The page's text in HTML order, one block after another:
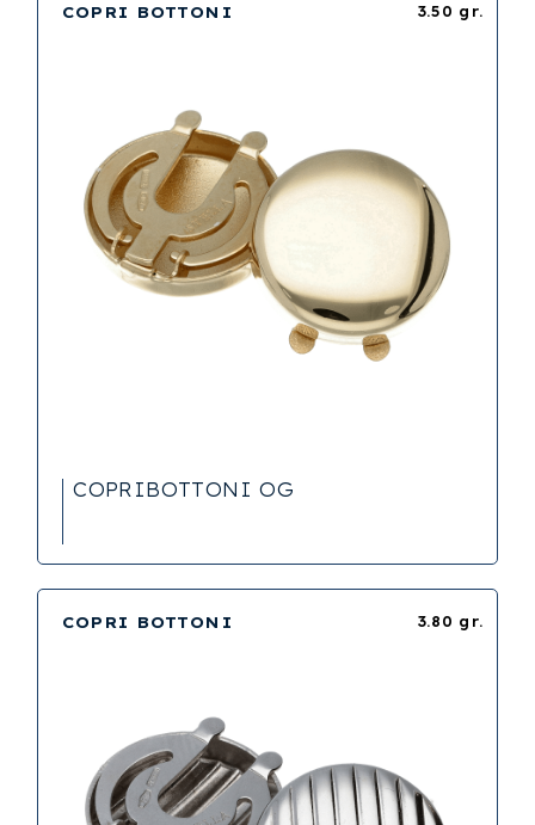
3.50 gr.
COPRI BOTTONI
COPRIBOTTONI OG
3.80 gr.
COPRI BOTTONI